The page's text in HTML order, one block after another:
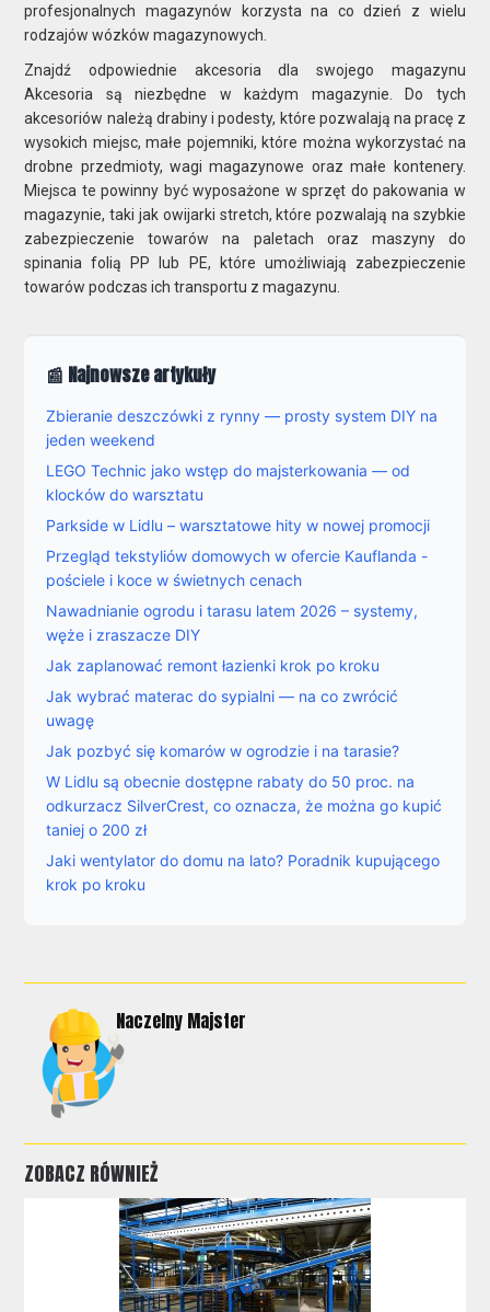
profesjonalnych magazynów korzysta na co dzień z wielu
rodzajów wózków magazynowych.
Znajdź odpowiednie akcesoria dla swojego magazynu
Akcesoria są niezbędne w każdym magazynie. Do tych
akcesoriów należą drabiny i podesty, które pozwalają na pracę z
wysokich miejsc, małe pojemniki, które można wykorzystać na
drobne przedmioty, wagi magazynowe oraz małe kontenery.
Miejsca te powinny być wyposażone w sprzęt do pakowania w
magazynie, taki jak owijarki stretch, które pozwalają na szybkie
zabezpieczenie towarów na paletach oraz maszyny do
spinania folią PP lub PE, które umożliwiają zabezpieczenie
towarów podczas ich transportu z magazynu.
📰 Najnowsze artykuły
Zbieranie deszczówki z rynny — prosty system DIY na
jeden weekend
LEGO Technic jako wstęp do majsterkowania — od
klocków do warsztatu
Parkside w Lidlu – warsztatowe hity w nowej promocji
Przegląd tekstyliów domowych w ofercie Kauflanda -
pościele i koce w świetnych cenach
Nawadnianie ogrodu i tarasu latem 2026 – systemy,
węże i zraszacze DIY
Jak zaplanować remont łazienki krok po kroku
Jak wybrać materac do sypialni — na co zwrócić
uwagę
Jak pozbyć się komarów w ogrodzie i na tarasie?
W Lidlu są obecnie dostępne rabaty do 50 proc. na
odkurzacz SilverCrest, co oznacza, że można go kupić
taniej o 200 zł
Jaki wentylator do domu na lato? Poradnik kupującego
krok po kroku
Naczelny Majster
ZOBACZ RÓWNIEŻ